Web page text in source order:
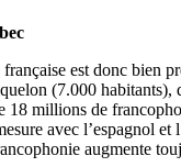
est donc bien
(7.000
18 millions de
avec l’espagnol
augmente